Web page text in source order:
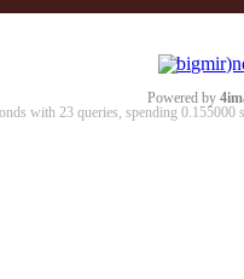
Powered by
with 23 queries, spending